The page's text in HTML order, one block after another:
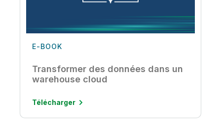
E-BOOK
Transformer des données dans un
warehouse cloud
Télécharger